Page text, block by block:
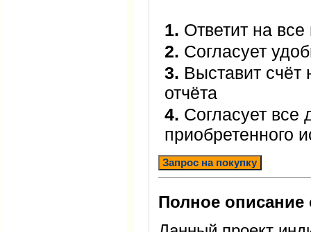
1. Ответит на
2. Согласует
3. Выставит счёт
отчёта
4. Согласует все
приобретенного
Запрос на покупку
Полное описание